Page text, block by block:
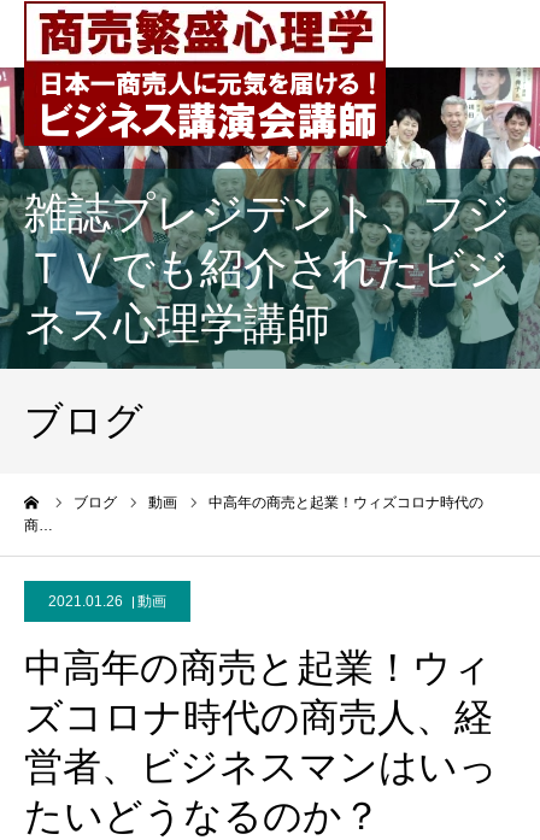
雑誌プレジデント、フジ
ＴＶでも紹介されたビジ
ネス心理学講師
ブログ
ブログ 動画
中高年の商売と起業！ウィズコロナ時代の
商…
2021.01.26 動画
中高年の商売と起業！ウィ
ズコロナ時代の商売人、経
営者、ビジネスマンはいっ
たいどうなるのか？